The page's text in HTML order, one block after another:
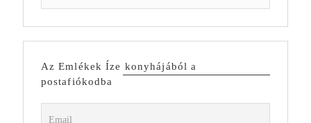
Az Emlékek Íze konyhájából a
postafiókodba